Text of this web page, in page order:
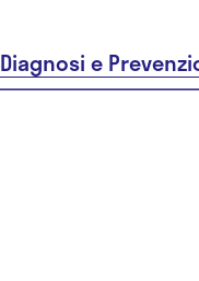
Diagnosi e